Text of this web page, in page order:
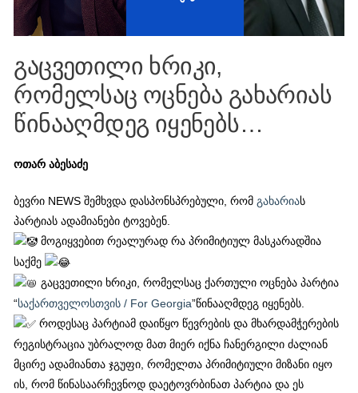
გაცვეთილი ხრიკი,
რომელსაც ოცნება გახარიას
წინააღმდეგ იყენებს…
ოთარ აბესაძე
ბევრი NEWS შემხვდა დასპონსპრებული, რომგახარიას
პარტიას ადამიანები ტოვებენ.
მოგიყვებით რეალურად რა პრიმიტიულ მასკარადშია
საქმე
გაცვეთილი ხრიკი, რომელსაც ქართული ოცნება პარტია
“საქართველოსთვის / For Georgia”წინააღმდეგ იყენებს.
როდესაც პარტიამ დაიწყო წევრების და მხარდამჭერების
რეგისტრაცია უბრალოდ მათ მიერ იქნა ჩანერგილი ძალიან
მცირე ადამიანთა ჯგუფი, რომელთა პრიმიტიული მიზანი იყო
ის, რომ წინასაარჩევნოდ დაეტოვრბინათ პარტია და ეს